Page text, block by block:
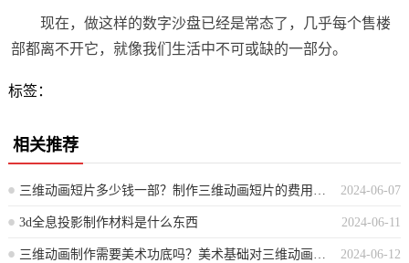
现在，做这样的数字沙盘已经是常态了，几乎每个售楼
部都离不开它，就像我们生活中不可或缺的一部分。
标签：
相关推荐
2024-06-07
三维动画短片多少钱一部？制作三维动画短片的费用是多少？
2024-06-11
3d全息投影制作材料是什么东西
2024-06-12
三维动画制作需要美术功底吗？美术基础对三维动画创作有要求吗？